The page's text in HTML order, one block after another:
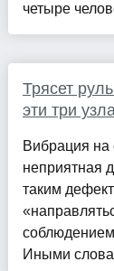
четыре
Трясет
эти три
Вибрация на
неприятная
таким
Иными